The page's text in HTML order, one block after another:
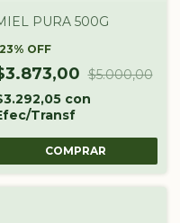
PURA 500G
23% OFF
$5.000,00
con
Transf